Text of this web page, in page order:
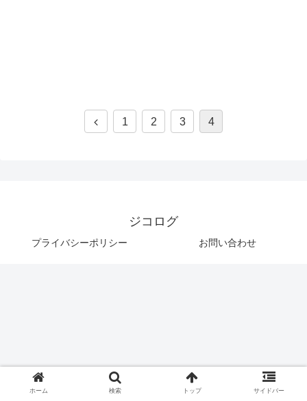
1 2 3 4
ジコログ
プライバシーポリシー お問い合わせ
ホーム 検索 トップ サイドバー